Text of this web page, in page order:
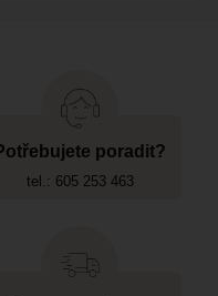
poradit?
tel.: 605 253 463